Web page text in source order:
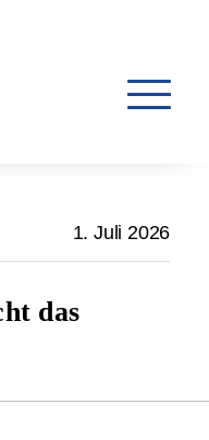
1. Juli 2026
das